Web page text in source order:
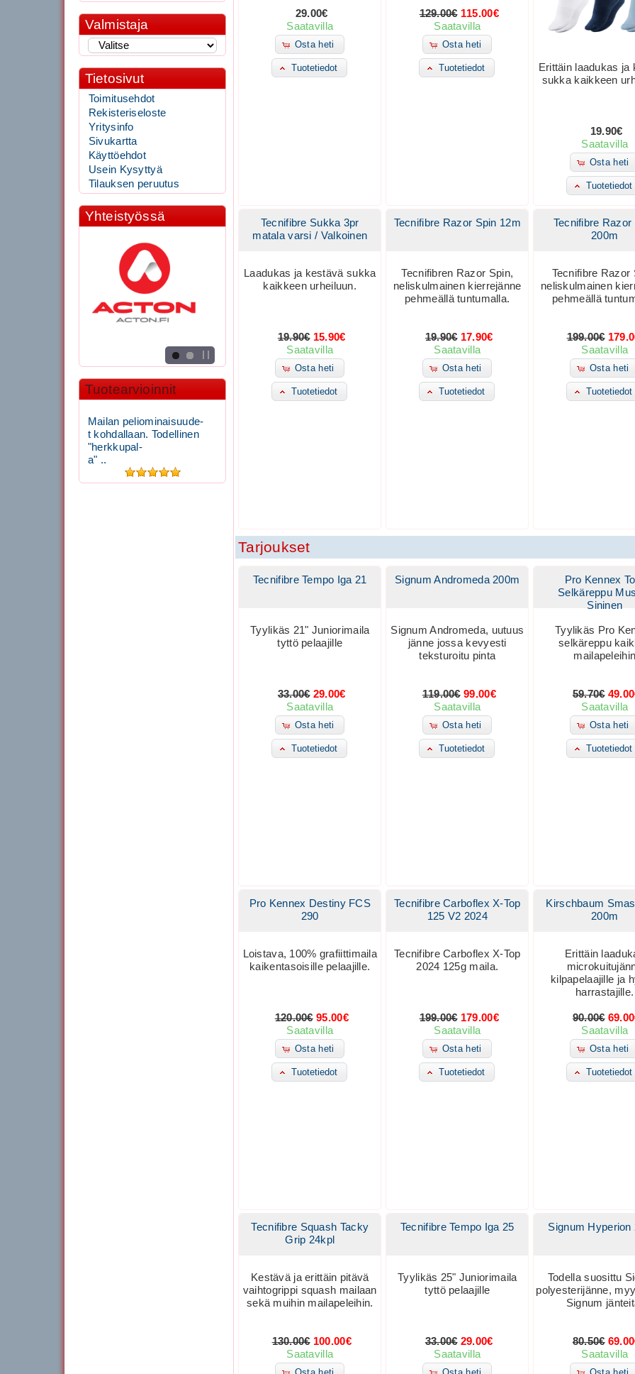
29.00€
Saatavilla
Osta heti
Tuotetiedot
129.00€ 115.00€
Saatavilla
Osta heti
Tuotetiedot
Erittäin laadukas ja
sukka kaikkeen
19.90€
Saatavilla
Osta heti
Tuotetiedot
Tecnifibre Sukka 3pr
matala varsi / Valkoinen
Laadukas ja kestävä sukka
kaikkeen urheiluun.
19.90€ 15.90€
Saatavilla
Osta heti
Tuotetiedot
Tecnifibre Razor Spin 12m
Tecnifibren Razor Spin,
neliskulmainen kierrejänne
pehmeällä tuntumalla.
19.90€ 17.90€
Saatavilla
Osta heti
Tuotetiedot
Tecnifibre Razor
200m
Tecnifibre Razor
neliskulmainen
pehmeällä
199.00€
Saatavilla
Osta heti
Tuotetiedot
Tarjoukset
Tecnifibre Tempo Iga 21
Tyylikäs 21" Juniorimaila
tyttö pelaajille
33.00€ 29.00€
Saatavilla
Osta heti
Tuotetiedot
Signum Andromeda 200m
Signum Andromeda, uutuus
jänne jossa kevyesti
teksturoitu pinta
119.00€ 99.00€
Saatavilla
Osta heti
Tuotetiedot
Pro Kennex
Selkäreppu
Sininen
Tyylikäs Pro
selkäreppu
mailapeleihin
59.70€
Saatavilla
Osta heti
Tuotetiedot
Pro Kennex Destiny FCS
290
Loistava, 100% grafiittimaila
kaikentasoisille pelaajille.
120.00€ 95.00€
Saatavilla
Osta heti
Tuotetiedot
Tecnifibre Carboflex X-Top
125 V2 2024
Tecnifibre Carboflex X-Top
2024 125g maila.
199.00€ 179.00€
Saatavilla
Osta heti
Tuotetiedot
Kirschbaum
200m
Erittäin
kilpapelaajille ja
harrastajille.
90.00€
Saatavilla
Osta heti
Tuotetiedot
Tecnifibre Squash Tacky
Grip 24kpl
Kestävä ja erittäin pitävä
vaihtogrippi squash mailaan
sekä muihin mailapeleihin.
130.00€ 100.00€
Saatavilla
Tecnifibre Tempo Iga 25
Tyylikäs 25" Juniorimaila
tyttö pelaajille
33.00€ 29.00€
Saatavilla
Signum Hyperion
Todella suosittu
polyesterijänne,
Signum
80.50€
Saatavilla
Valmistaja
Tietosivut
Toimitusehdot
Rekisteriseloste
Yritysinfo
Sivukartta
Käyttöehdot
Usein Kysyttyä
Tilauksen peruutus
Yhteistyössä
Tuotearvioinnit
Mailan peliominaisuude-
t kohdallaan. Todellinen
"herkkupal-
a" ..